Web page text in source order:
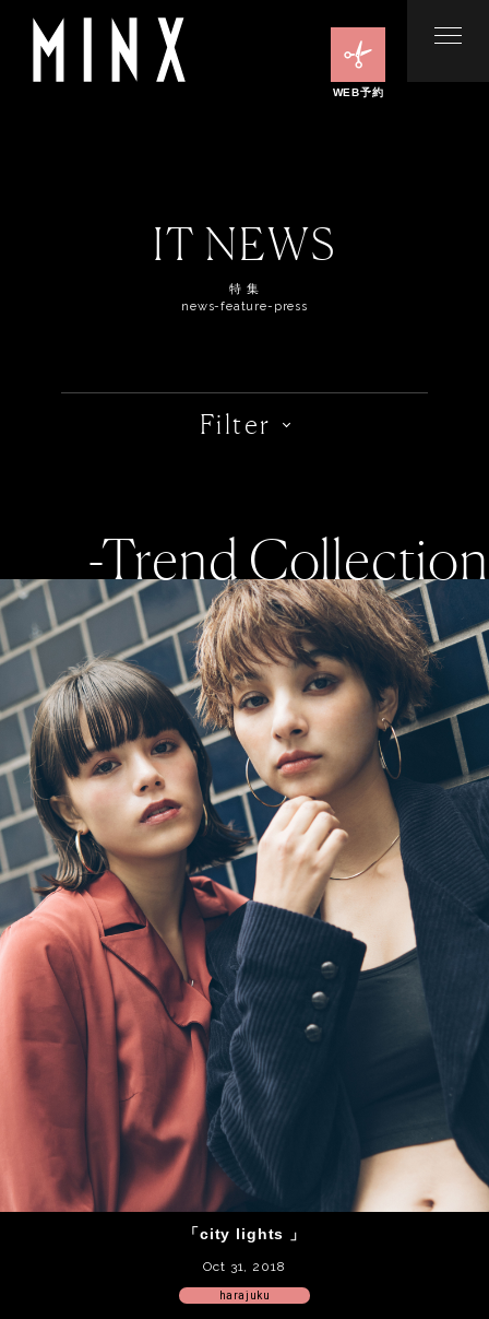
WEB予約
IT NEWS
特 集
news-feature-press
Filter
-Trend Collection
「city lights 」
Oct 31, 2018
harajuku